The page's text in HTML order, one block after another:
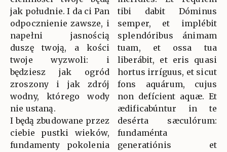
jak południe. I da ci Pan
odpocznienie zawsze, i
napełni jasnością
duszę twoją, a kości
twoje wyzwoli: i
będziesz jak ogród
zroszony i jak zdrój
wodny, którego wody
nie ustaną.
I będą zbudowane przez
ciebie pustki wieków,
fundamenty pokolenia
tibi dabit Dóminus
semper, et implébit
splendóribus ánimam
tuam, et ossa tua
liberábit, et eris quasi
hortus irríguus, et sicut
fons aquárum, cujus
non defícient aquæ. Et
ædificabúntur in te
desérta sæculórum:
fundaménta
generatiónis et